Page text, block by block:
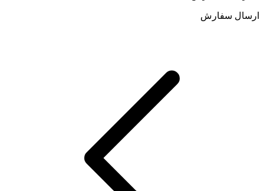
ارسال سفارش